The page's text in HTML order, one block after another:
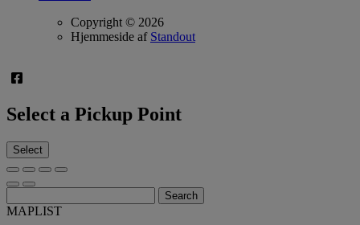
Copyright © 2026
Hjemmeside af Standout
Select a Pickup Point
Select
Search
MAPLIST